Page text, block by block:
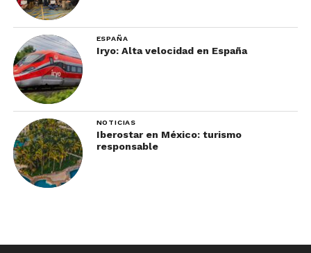
ESPAÑA
Iryo: Alta velocidad en España
NOTICIAS
Iberostar en México: turismo
responsable